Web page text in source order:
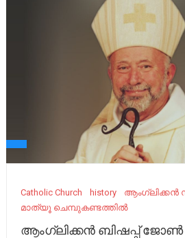
Catholic Church history ആംഗ്ലിക്കൻ
മാത്യൂ ചെമ്പുകണ്ടത്തിൽ
ആംഗ്ലിക്കൻ ബിഷപ്പ്